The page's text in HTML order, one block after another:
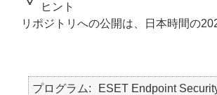
ヒント
リポジトリへの公開は、日本時間の
プログラム ESET Endpoint